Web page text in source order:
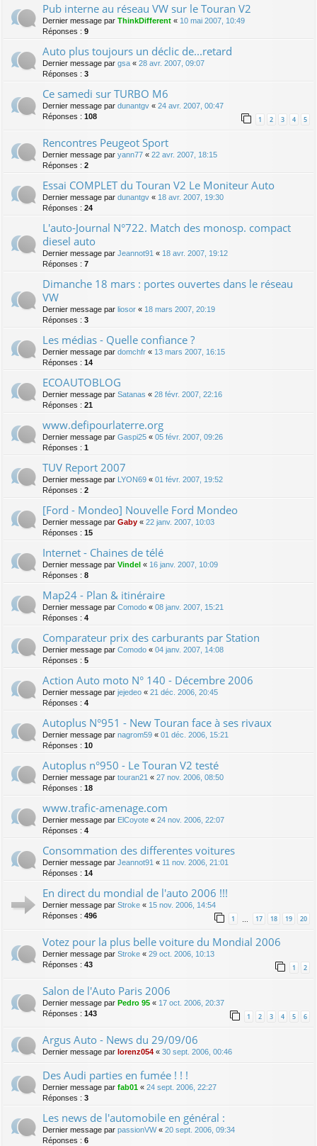
Pub interne au réseau VW sur le Touran V2
Dernier message par ThinkDifferent « 10 mai 2007, 10:49
Réponses : 9
Auto plus toujours un déclic de...retard
Dernier message par gsa « 28 avr. 2007, 09:07
Réponses : 3
Ce samedi sur TURBO M6
Dernier message par dunantgv « 24 avr. 2007, 00:47
Réponses : 108 1 2 3 4 5
Rencontres Peugeot Sport
Dernier message par yann77 « 22 avr. 2007, 18:15
Réponses : 2
Essai COMPLET du Touran V2 Le Moniteur Auto
Dernier message par dunantgv « 18 avr. 2007, 19:30
Réponses : 24
L'auto-Journal N°722. Match des monosp. compact
diesel auto
Dernier message par Jeannot91 « 18 avr. 2007, 19:12
Réponses : 7
Dimanche 18 mars : portes ouvertes dans le réseau
VW
Dernier message par liosor « 18 mars 2007, 20:19
Réponses : 3
Les médias - Quelle confiance ?
Dernier message par domchfr « 13 mars 2007, 16:15
Réponses : 14
ECOAUTOBLOG
Dernier message par Satanas « 28 févr. 2007, 22:16
Réponses : 21
www.defipourlaterre.org
Dernier message par Gaspi25 « 05 févr. 2007, 09:26
Réponses : 1
TUV Report 2007
Dernier message par LYON69 « 01 févr. 2007, 19:52
Réponses : 2
[Ford - Mondeo] Nouvelle Ford Mondeo
Dernier message par Gaby « 22 janv. 2007, 10:03
Réponses : 15
Internet - Chaines de télé
Dernier message par Vindel « 16 janv. 2007, 10:09
Réponses : 8
Map24 - Plan & itinéraire
Dernier message par Comodo « 08 janv. 2007, 15:21
Réponses : 4
Comparateur prix des carburants par Station
Dernier message par Comodo « 04 janv. 2007, 14:08
Réponses : 5
Action Auto moto N° 140 - Décembre 2006
Dernier message par jejedeo « 21 déc. 2006, 20:45
Réponses : 4
Autoplus N°951 - New Touran face à ses rivaux
Dernier message par nagrom59 « 01 déc. 2006, 15:21
Réponses : 10
Autoplus n°950 - Le Touran V2 testé
Dernier message par touran21 « 27 nov. 2006, 08:50
Réponses : 18
www.trafic-amenage.com
Dernier message par ElCoyote « 24 nov. 2006, 22:07
Réponses : 4
Consommation des differentes voitures
Dernier message par Jeannot91 « 11 nov. 2006, 21:01
Réponses : 14
En direct du mondial de l'auto 2006 !!!
Dernier message par Stroke « 15 nov. 2006, 14:54
Réponses : 496 1 … 17 18 19 20
Votez pour la plus belle voiture du Mondial 2006
Dernier message par Stroke « 29 oct. 2006, 10:13
Réponses : 43 1 2
Salon de l'Auto Paris 2006
Dernier message par Pedro 95 « 17 oct. 2006, 20:37
Réponses : 143 1 2 3 4 5 6
Argus Auto - News du 29/09/06
Dernier message par lorenz054 « 30 sept. 2006, 00:46
Des Audi parties en fumée ! ! !
Dernier message par fab01 « 24 sept. 2006, 22:27
Réponses : 3
Les news de l'automobile en général :
Dernier message par passionVW« 20 sept. 2006, 09:34
Réponses : 6